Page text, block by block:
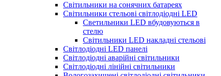
Світильники на сонячних батареях
Світильники стельові світлодіодні LED
Cветильники LED вбудовуються в
стелю
Світильники LED накладні стельові
Світлодіодні LED панелі
Світлодіодні аварійні світильники
Світлодіодні лінійні світильники